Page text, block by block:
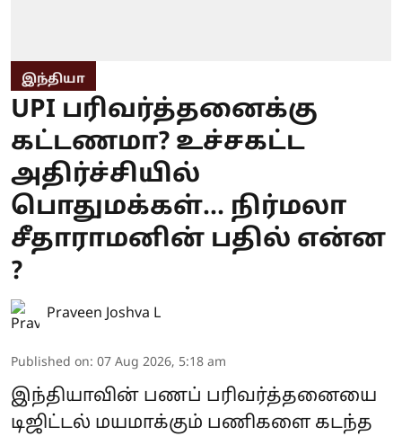
இந்தியா
UPI பரிவர்த்தனைக்கு
கட்டணமா? உச்சகட்ட
அதிர்ச்சியில்
பொதுமக்கள்... நிர்மலா
சீதாராமனின் பதில் என்ன
?
Praveen Joshva L
Published on: 07 Aug 2026, 5:18 am
இந்தியாவின் பணப் பரிவர்த்தனையை
டிஜிட்டல் மயமாக்கும் பணிகளை கடந்த